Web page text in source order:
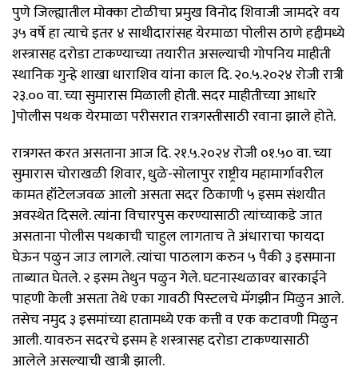
पुणे जिल्ह्यातील मोक्का टोळीचा प्रमुख विनोद शिवाजी जामदरे वय
३५ वर्षे हा त्याचे इतर ४ साथीदारांसह येरमाळा पोलीस ठाणे हद्दीमध्ये
शस्त्रासह दरोडा टाकण्याच्या तयारीत असल्याची गोपनिय माहीती
स्थानिक गुन्हे शाखा धाराशिव यांना काल दि. २०.५.२०२४ रोजी रात्री
२३.०० वा. च्या सुमारास मिळाली होती. सदर माहीतीच्या आधारे
]पोलीस पथक येरमाळा परीसरात रात्रगस्तीसाठी रवाना झाले होते.
रात्रगस्त करत असताना आज दि. २१.५.२०२४ रोजी ०१.५० वा. च्या
सुमारास चोराखळी शिवार, धुळे-सोलापुर राष्ट्रीय महामार्गावरील
कामत हॉटेलजवळ आलो असता सदर ठिकाणी ५ इसम संशयीत
अवस्थेत दिसले. त्यांना विचारपुस करण्यासाठी त्यांच्याकडे जात
असताना पोलीस पथकाची चाहुल लागताच ते अंधाराचा फायदा
घेऊन पळुन जाउ लागले. त्यांचा पाठलाग करुन ५ पैकी ३ इसमाना
ताब्यात घेतले. २ इसम तेथुन पळुन गेले. घटनास्थळावर बारकाईने
पाहणी केली असता तेथे एका गावठी पिस्टलचे मॅगझीन मिळुन आले.
तसेच नमुद ३ इसमांच्या हातामध्ये एक कत्ती व एक कटावणी मिळुन
आली. यावरुन सदरचे इसम हे शस्त्रासह दरोडा टाकण्यासाठी
आलेले असल्याची खात्री झाली.